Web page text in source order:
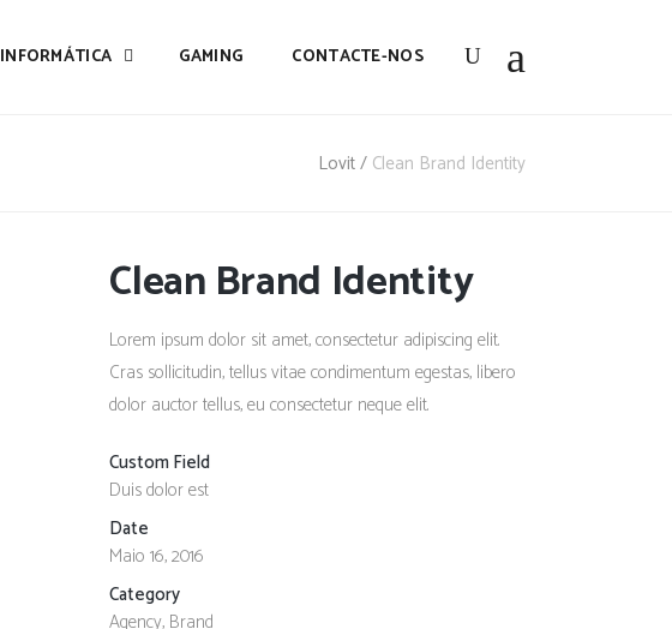
INFORMÁTICA GAMING CONTACTE-NOS
Lovit/ Clean Brand Identity
Clean Brand Identity
Lorem ipsum dolor sit amet, consectetur adipiscing elit.
Cras sollicitudin, tellus vitae condimentum egestas, libero
dolor auctor tellus, eu consectetur neque elit.
Custom Field
Duis dolor est
Date
Maio 16, 2016
Category
Agency, Brand